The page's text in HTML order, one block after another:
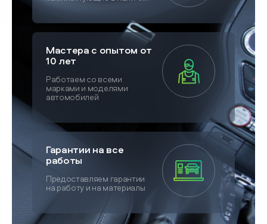
Мастера с опытом от
10 лет
Работаем со всеми
марками и моделями
автомобилей
Гарантии на все
работы
Предоставляем гарантии
на работу и на материалы